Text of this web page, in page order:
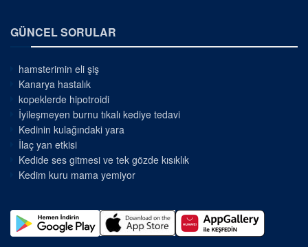
GÜNCEL SORULAR
hamsterimin eli şiş
Kanarya hastalık
kopeklerde hipotroidi
İyileşmeyen burnu tıkalı kediye tedavi
Kedinin kulağındaki yara
İlaç yan etkisi
Kedide ses gitmesi ve tek gözde kısıklık
Kedim kuru mama yemiyor